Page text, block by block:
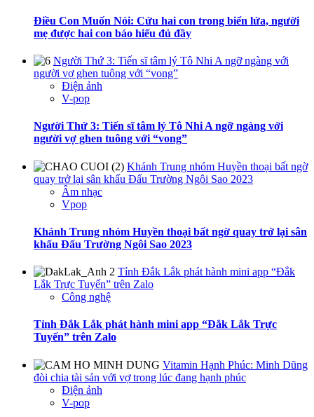
Điều Con Muốn Nói: Cứu hai con trong biển lửa, người
mẹ được hai con báo hiếu đủ đầy
Người Thứ 3: Tiến sĩ tâm lý Tô Nhi A ngỡ ngàng với
người vợ ghen tuông với “vong”
Điện ảnh
V-pop
Người Thứ 3: Tiến sĩ tâm lý Tô Nhi A ngỡ ngàng với
người vợ ghen tuông với “vong”
Khánh Trung nhóm Huyền thoại bất ngờ
quay trở lại sân khấu Đấu Trường Ngôi Sao 2023
Âm nhạc
Vpop
Khánh Trung nhóm Huyền thoại bất ngờ quay trở lại sân
khấu Đấu Trường Ngôi Sao 2023
Tỉnh Đắk Lắk phát hành mini app “Đắk
Lắk Trực Tuyến” trên Zalo
Công nghệ
Tỉnh Đắk Lắk phát hành mini app “Đắk Lắk Trực
Tuyến” trên Zalo
Vitamin Hạnh Phúc: Minh Dũng
đòi chia tài sản với vợ trong lúc đang hạnh phúc
Điện ảnh
V-pop